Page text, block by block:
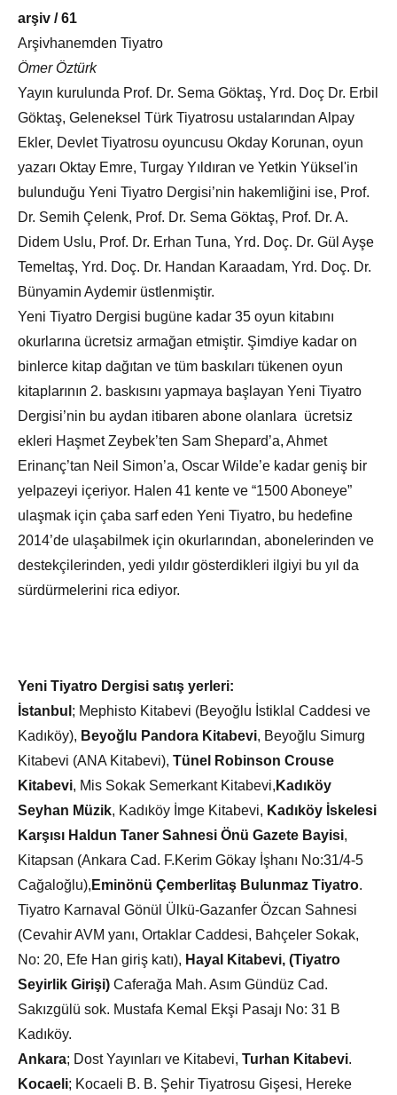
arşiv / 61
Arşivhanemden Tiyatro
Ömer Öztürk
Yayın kurulunda Prof. Dr. Sema Göktaş, Yrd. Doç Dr. Erbil
Göktaş, Geleneksel Türk Tiyatrosu ustalarından Alpay
Ekler, Devlet Tiyatrosu oyuncusu Okday Korunan, oyun
yazarı Oktay Emre, Turgay Yıldıran ve Yetkin Yüksel'in
bulunduğu Yeni Tiyatro Dergisi’nin hakemliğini ise, Prof.
Dr. Semih Çelenk, Prof. Dr. Sema Göktaş, Prof. Dr. A.
Didem Uslu, Prof. Dr. Erhan Tuna, Yrd. Doç. Dr. Gül Ayşe
Temeltaş, Yrd. Doç. Dr. Handan Karaadam, Yrd. Doç. Dr.
Bünyamin Aydemir üstlenmiştir.
Yeni Tiyatro Dergisi bugüne kadar 35 oyun kitabını
okurlarına ücretsiz armağan etmiştir. Şimdiye kadar on
binlerce kitap dağıtan ve tüm baskıları tükenen oyun
kitaplarının 2. baskısını yapmaya başlayan Yeni Tiyatro
Dergisi’nin bu aydan itibaren abone olanlara ücretsiz
ekleri Haşmet Zeybek’ten Sam Shepard’a, Ahmet
Erinanç’tan Neil Simon’a, Oscar Wilde’e kadar geniş bir
yelpazeyi içeriyor. Halen 41 kente ve “1500 Aboneye”
ulaşmak için çaba sarf eden Yeni Tiyatro, bu hedefine
2014’de ulaşabilmek için okurlarından, abonelerinden ve
destekçilerinden, yedi yıldır gösterdikleri ilgiyi bu yıl da
sürdürmelerini rica ediyor.
Yeni Tiyatro Dergisi satış yerleri:
İstanbul ; Mephisto Kitabevi (Beyoğlu İstiklal Caddesi ve
Kadıköy), Beyoğlu Pandora Kitabevi, Beyoğlu Simurg
Kitabevi (ANA Kitabevi), Tünel Robinson Crouse
Kitabevi, Mis Sokak Semerkant Kitabevi, Kadıköy
Seyhan Müzik, Kadıköy İmge Kitabevi, Kadıköy İskelesi
Karşısı Haldun Taner Sahnesi Önü Gazete Bayisi,
Kitapsan (Ankara Cad. F.Kerim Gökay İşhanı No:31/4-5
Cağaloğlu), Eminönü Çemberlitaş Bulunmaz Tiyatro.
Tiyatro Karnaval Gönül Ülkü-Gazanfer Özcan Sahnesi
(Cevahir AVM yanı, Ortaklar Caddesi, Bahçeler Sokak,
No: 20, Efe Han giriş katı), Hayal Kitabevi, (Tiyatro
Seyirlik Girişi) Caferağa Mah. Asım Gündüz Cad.
Sakızgülü sok. Mustafa Kemal Ekşi Pasajı No: 31 B
Kadıköy.
Ankara; Dost Yayınları ve Kitabevi, Turhan Kitabevi.
Kocaeli; Kocaeli B. B. Şehir Tiyatrosu Gişesi, Hereke